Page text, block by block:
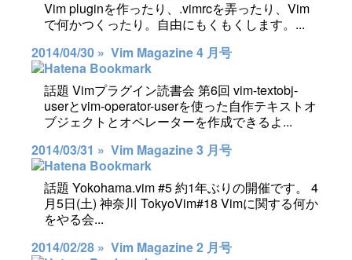
Vim pluginを作ったり、.vimrcを弄ったり、Vim
で何かつくったり。自由にもくもくします。...
2014/04/30 » Vim Magazine 4 月号
話題 Vimプラグイン読書会 第6回 vim-textobj-
userとvim-operator-userを使った自作テキストオ
ブジェクトとオペレーターを作成できるよ...
2014/03/31 » Vim Magazine 3 月号
話題 Yokohama.vim #5 約1年ぶりの開催です。 4
月5日(土) 神奈川 TokyoVim#18 Vimに関する何か
をやる会...
2014/02/28 » Vim Magazine 2 月号